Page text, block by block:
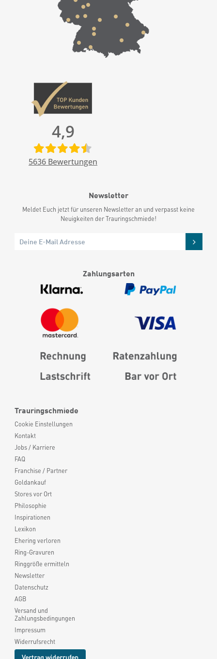
Trauringschmiede
Cookie Einstellungen
Kontakt
Jobs / Karriere
FAQ
Franchise / Partner
Goldankauf
Stores vor Ort
Philosophie
Inspirationen
Lexikon
Ehering verloren
Ring-Gravuren
Ringgröße ermitteln
Newsletter
Datenschutz
AGB
Versand und
Zahlungsbedingungen
Impressum
Widerrufsrecht
Vertrag widerrufen
4,9
5636 Bewertungen
Newsletter
Meldet Euch jetzt für unseren Newsletter an und verpasst keine
Neuigkeiten der Trauringschmiede!
Zahlungsarten